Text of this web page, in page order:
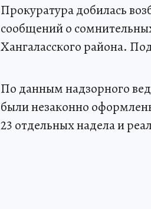
Прокуратура добилась
сообщений о
Хангаласского района.
По данным надзорного
были незаконно
23 отдельных надела и